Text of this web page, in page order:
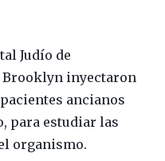
Judío de
Brooklyn inyectaron
ancianos
para estudiar las
organismo.